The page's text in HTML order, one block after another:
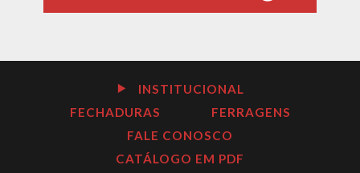
INSTITUCIONAL
FECHADURAS
FERRAGENS
FALE CONOSCO
CATÁLOGO EM PDF